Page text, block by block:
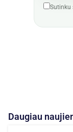
Sutinku
Daugiau